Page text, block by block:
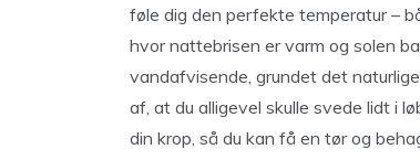
føle dig den perfekte temperatur –
hvor nattebrisen er varm og solen
vandafvisende, grundet det
af, at du alligevel skulle svede lidt i
din krop, så du kan få en tør og